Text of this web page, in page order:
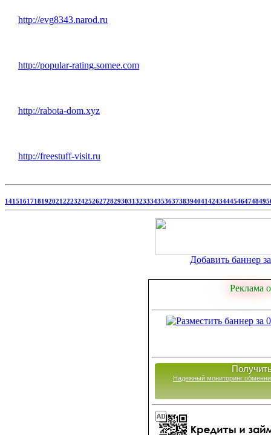
http://evg8343.narod.ru
http://popular-rating.somee.com
http://rabota-dom.xyz
http://freestuff-visit.ru
141516171819202122232425262728293031323334353637383940414243444546474849
Добавить баннер
Реклама
Надежный мониторинг